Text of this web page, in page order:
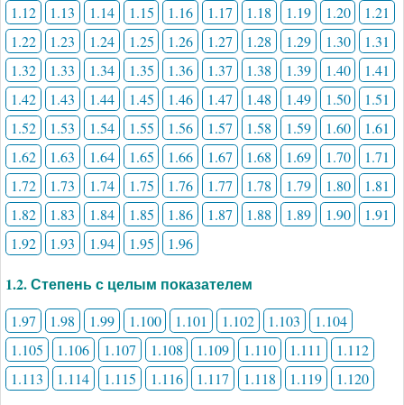
1.12
1.13 1.14 1.15 1.16 1.17 1.18 1.19 1.20
1.21
1.22
1.23 1.24 1.25 1.26 1.27 1.28 1.29 1.30
1.31
1.32
1.33 1.34 1.35 1.36 1.37 1.38 1.39 1.40
1.41
1.42
1.43 1.44 1.45 1.46 1.47 1.48 1.49 1.50
1.51
1.52
1.53 1.54 1.55 1.56 1.57 1.58 1.59 1.60
1.61
1.62
1.63 1.64 1.65 1.66 1.67 1.68 1.69 1.70
1.71
1.72
1.73 1.74 1.75 1.76 1.77 1.78 1.79 1.80
1.81
1.82
1.83 1.84 1.85 1.86 1.87 1.88 1.89 1.90
1.91
1.92
1.93 1.94 1.95 1.96
1.2. Степень с целым показателем
1.97 1.98 1.99 1.100 1.101 1.102 1.103
1.104
1.105
1.106 1.107 1.108 1.109 1.110 1.111
1.112
1.113
1.114 1.115 1.116 1.117 1.118 1.119 1.120